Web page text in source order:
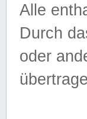
Alle
Durch
oder